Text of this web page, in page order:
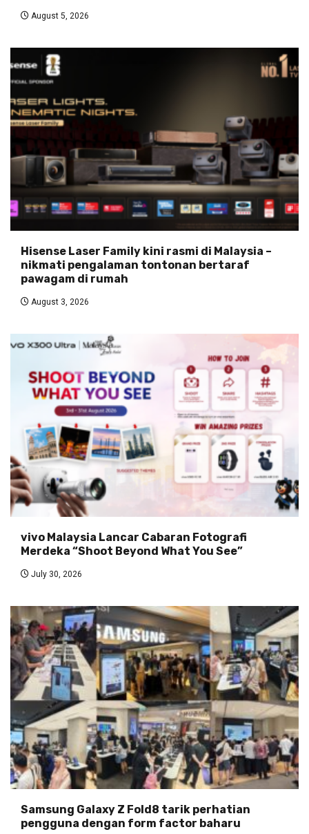
August 5, 2026
Hisense Laser Family kini rasmi di Malaysia –
nikmati pengalaman tontonan bertaraf
pawagam di rumah
August 3, 2026
vivo Malaysia Lancar Cabaran Fotografi
Merdeka “Shoot Beyond What You See”
July 30, 2026
Samsung Galaxy Z Fold8 tarik perhatian
pengguna dengan form factor baharu